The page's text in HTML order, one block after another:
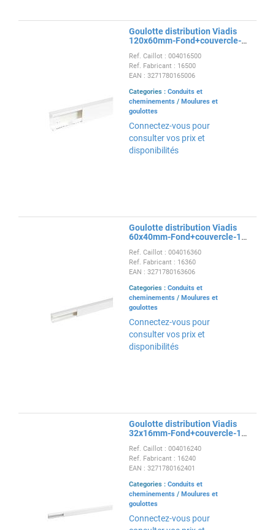
Goulotte distribution Viadis
120x60mm-Fond+couvercle-1
Ref. Caillot : 004016500
Ref. Fabricant : 16500
EAN : 3271780165006
Categories : Conduits et
cheminements / Moulures et
goulottes
Connectez-vous pour
consulter vos prix et
disponibilités
Goulotte distribution Viadis
60x40mm-Fond+couvercle-1
Ref. Caillot : 004016360
Ref. Fabricant : 16360
EAN : 3271780163606
Categories : Conduits et
cheminements / Moulures et
goulottes
Connectez-vous pour
consulter vos prix et
disponibilités
Goulotte distribution Viadis
32x16mm-Fond+couvercle-1
Ref. Caillot : 004016240
Ref. Fabricant : 16240
EAN : 3271780162401
Categories : Conduits et
cheminements / Moulures et
goulottes
Connectez-vous pour